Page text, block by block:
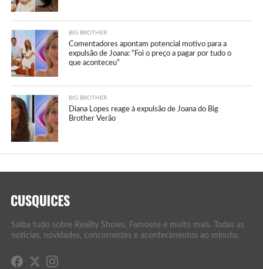
BIG BROTHER
Comentadores apontam potencial motivo para a
expulsão de Joana: “Foi o preço a pagar por tudo o
que aconteceu”
BIG BROTHER
Diana Lopes reage à expulsão de Joana do Big
Brother Verão
Saiba tudo sobre Reality Shows, Famosos e muito mais. Todas as
notícias, novidades, concorrentes e acontecimentos ao minuto.